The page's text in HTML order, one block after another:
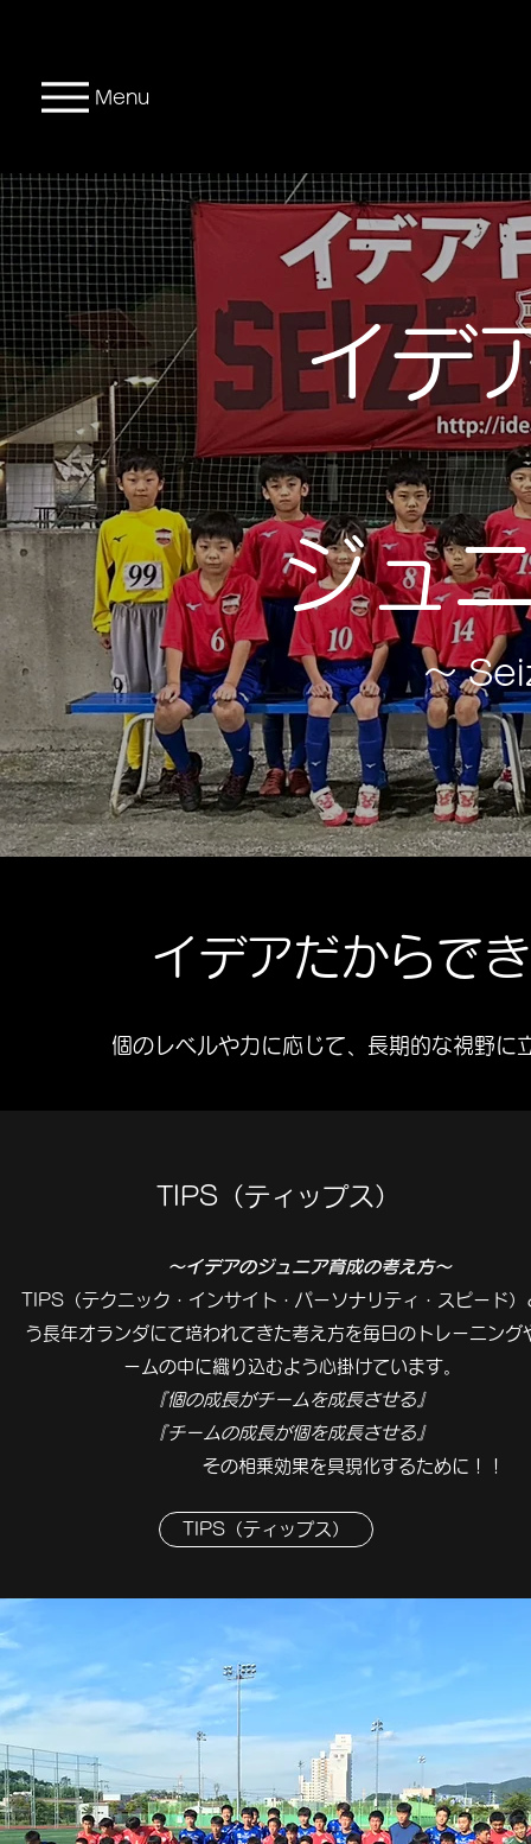
Menu
イデ
ジュ
〜
イデアだからで
個のレベルや力に応じて、長期的な視野に
TIPS（ティップス）
～イデアのジュニア育成の考え方～
TIPS（テクニック・インサイト・パーソナリティ・スピード）
う長年オランダにて培われてきた考え方を毎日のトレーニング
ームの中に織り込むよう心掛けています。
『個の成長がチームを成長させる』
『チームの成長が個を成長させる』
その相乗効果を具現化するために！！
TIPS（ティップス）